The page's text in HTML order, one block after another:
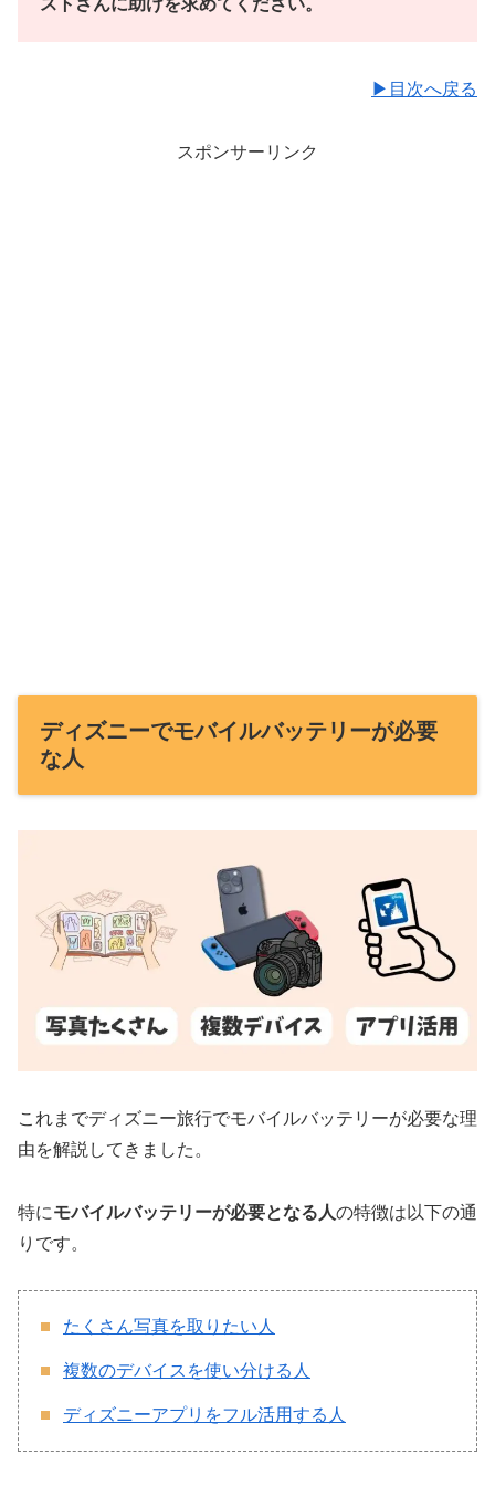
ストさんに助けを求めてください。
▶目次へ戻る
スポンサーリンク
ディズニーでモバイルバッテリーが必要
な人
これまでディズニー旅行でモバイルバッテリーが必要な理
由を解説してきました。
特にモバイルバッテリーが必要となる人の特徴は以下の通
りです。
たくさん写真を取りたい人
複数のデバイスを使い分ける人
ディズニーアプリをフル活用する人